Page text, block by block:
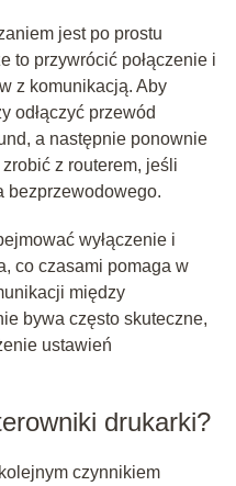
jest po prostu
to przywrócić połączenie i
z komunikacją. Aby
odłączyć przewód
a następnie ponownie
z routerem, jeśli
bezprzewodowego.
wyłączenie i
co czasami pomaga w
między
bywa często skuteczne,
ustawień
drukarki?
czynnikiem